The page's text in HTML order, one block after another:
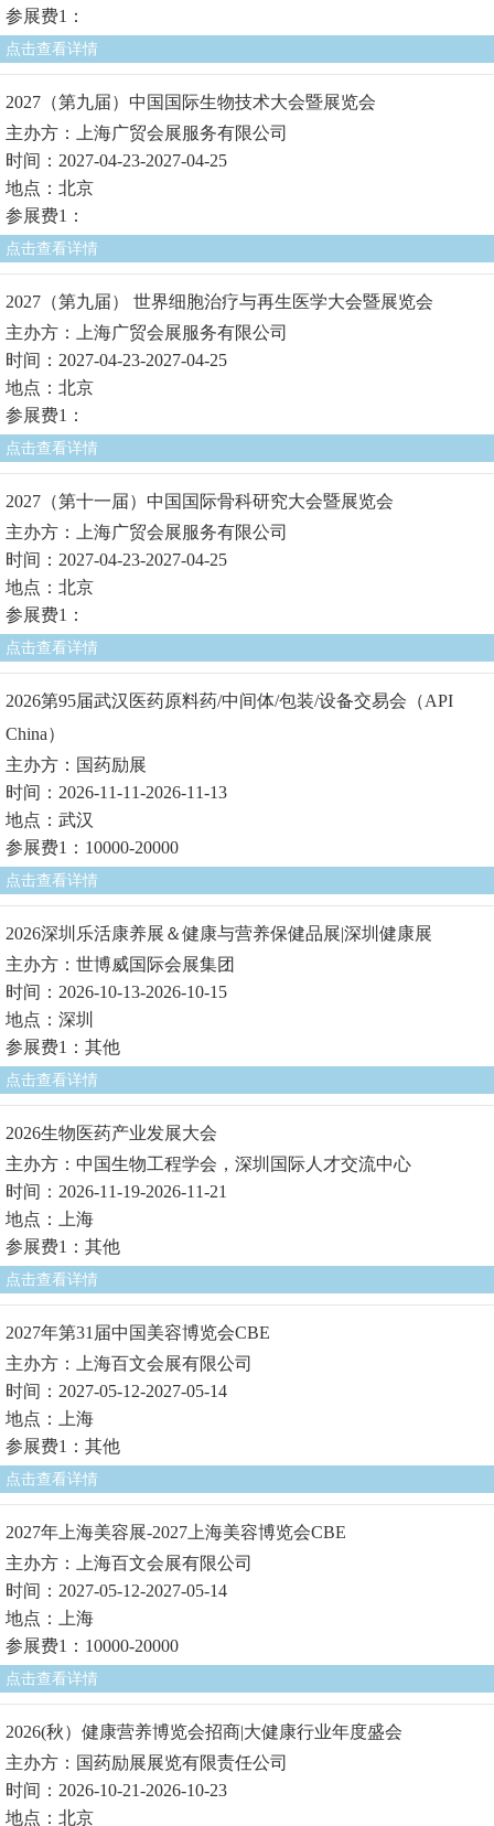
参展费1：
点击查看详情
2027（第九届）中国国际生物技术大会暨展览会
主办方：上海广贸会展服务有限公司
时间：2027-04-23-2027-04-25
地点：北京
参展费1：
点击查看详情
2027（第九届） 世界细胞治疗与再生医学大会暨展览会
主办方：上海广贸会展服务有限公司
时间：2027-04-23-2027-04-25
地点：北京
参展费1：
点击查看详情
2027（第十一届）中国国际骨科研究大会暨展览会
主办方：上海广贸会展服务有限公司
时间：2027-04-23-2027-04-25
地点：北京
参展费1：
点击查看详情
2026第95届武汉医药原料药/中间体/包装/设备交易会（API
China）
主办方：国药励展
时间：2026-11-11-2026-11-13
地点：武汉
参展费1：10000-20000
点击查看详情
2026深圳乐活康养展＆健康与营养保健品展|深圳健康展
主办方：世博威国际会展集团
时间：2026-10-13-2026-10-15
地点：深圳
参展费1：其他
点击查看详情
2026生物医药产业发展大会
主办方：中国生物工程学会，深圳国际人才交流中心
时间：2026-11-19-2026-11-21
地点：上海
参展费1：其他
点击查看详情
2027年第31届中国美容博览会CBE
主办方：上海百文会展有限公司
时间：2027-05-12-2027-05-14
地点：上海
参展费1：其他
点击查看详情
2027年上海美容展-2027上海美容博览会CBE
主办方：上海百文会展有限公司
时间：2027-05-12-2027-05-14
地点：上海
参展费1：10000-20000
点击查看详情
2026(秋）健康营养博览会招商|大健康行业年度盛会
主办方：国药励展展览有限责任公司
时间：2026-10-21-2026-10-23
地点：北京